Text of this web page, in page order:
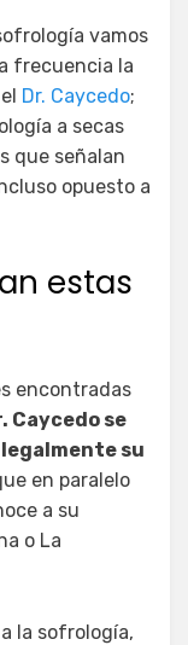
vamos
frecuencia la
Dr. Caycedo;
a secas
que señalan
opuesto a
estas
encontradas
Caycedo se
su
en paralelo
a su
o La
la sofrología,